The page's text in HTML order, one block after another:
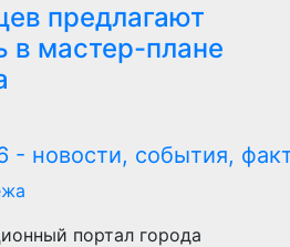
предлагают
в мастер-плане
портал города